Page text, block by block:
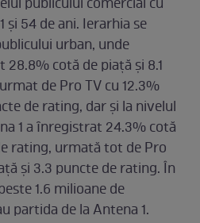
publicului comercial cu
54 de ani. Ierarhia se
urban, unde
cotă de piaţă și 8.1
de Pro TV cu 12.3%
de rating, dar și la nivelul
1 a ȋnregistrat 24.3% cotă
rating, urmată tot de Pro
și 3.3 puncte de rating. În
1.6 milioane de
partida de la Antena 1.